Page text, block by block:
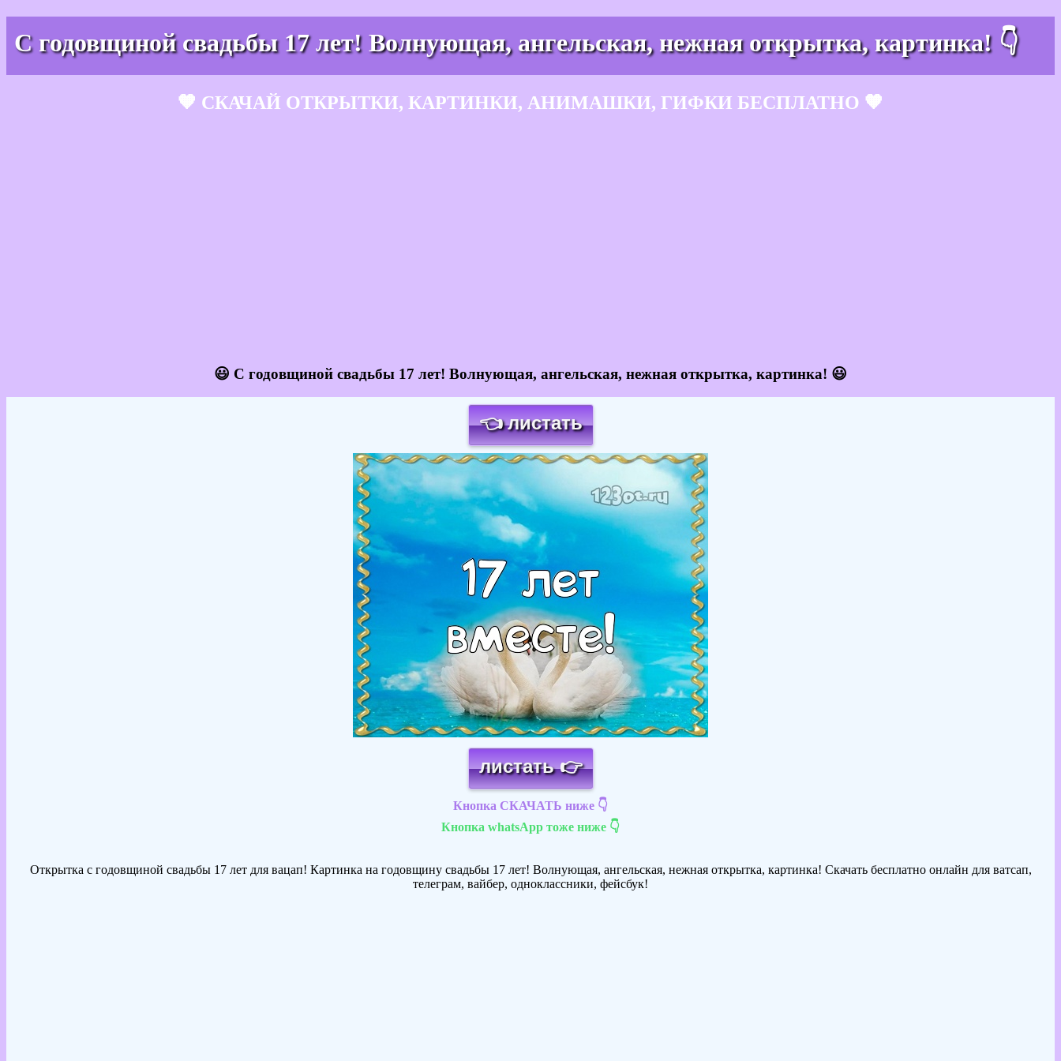
С годовщиной свадьбы 17 лет! Волнующая, ангельская, нежная открытка, картинка! 👇
🧡 СКАЧАЙ ОТКРЫТКИ, КАРТИНКИ, АНИМАШКИ, ГИФКИ БЕСПЛАТНО 🧡
😃 С годовщиной свадьбы 17 лет! Волнующая, ангельская, нежная открытка, картинка! 😃
👈 листать
Загрузка картинки...
листать 👉
Кнопка СКАЧАТЬ ниже 👇
Кнопка whatsApp тоже ниже 👇
Открытка с годовщиной свадьбы 17 лет для вацап! Картинка на годовщину свадьбы 17 лет! Волнующая, ангельская, нежная открытка, картинка! Скачать бесплатно онлайн для ватсап,
телеграм, вайбер, одноклассники, фейсбук!